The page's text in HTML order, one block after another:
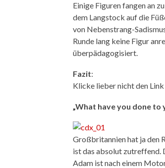
Einige Figuren fangen an
dem Langstock auf die
von Nebenstrang-
Runde lang keine Figur
überpädagogisiert.
Fazit:
Klicke lieber nicht den Link
„What have you done to
Großbritannien hat ja den
ist das absolut zutreffend.
Adam ist nach einem